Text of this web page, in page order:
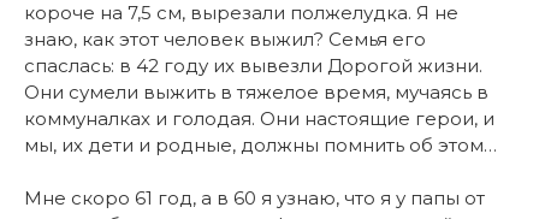
короче на 7,5 см, вырезали полжелудка. Я не
знаю, как этот человек выжил? Семья его
спаслась: в 42 году их вывезли Дорогой жизни.
Они сумели выжить в тяжелое время, мучаясь в
коммуналках и голодая. Они настоящие герои, и
мы, их дети и родные, должны помнить об этом…
Мне скоро 61 год, а в 60 я узнаю, что я у папы от